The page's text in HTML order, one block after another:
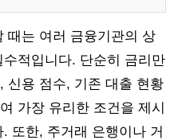
때는 여러 금융기관의 상
적입니다. 단순히 금리만
신용 점수, 기존 대출 현황
가장 유리한 조건을 제시
또한, 주거래 은행이나 거